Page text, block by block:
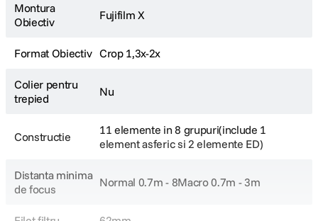
Fujifilm FUJINON XF 56mm f/1.2 R
de iluminare slaba, cat si pentru situatiile in care se doreste o buna
Montura
Obiectiv
Fujifilm X
Format Obiectiv Crop 1,3x-2x
Colier pentru
trepied
Nu
Constructie
11 elemente in 8 grupuri(include 1
element asferic si 2 elemente ED)
Distanta minima
de focus
Normal 0.7m - 8Macro 0.7m - 3m